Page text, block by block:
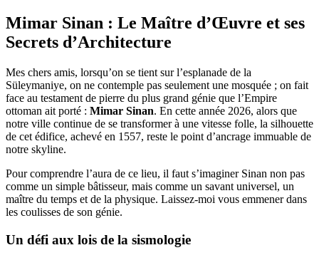
Mimar Sinan : Le Maître d’Œuvre et ses
Secrets d’Architecture
Mes chers amis, lorsqu’on se tient sur l’esplanade de la
Süleymaniye, on ne contemple pas seulement une mosquée ; on fait
face au testament de pierre du plus grand génie que l’Empire
ottoman ait porté : Mimar Sinan. En cette année 2026, alors que
notre ville continue de se transformer à une vitesse folle, la silhouette
de cet édifice, achevé en 1557, reste le point d’ancrage immuable de
notre skyline.
Pour comprendre l’aura de ce lieu, il faut s’imaginer Sinan non pas
comme un simple bâtisseur, mais comme un savant universel, un
maître du temps et de la physique. Laissez-moi vous emmener dans
les coulisses de son génie.
Un défi aux lois de la sismologie